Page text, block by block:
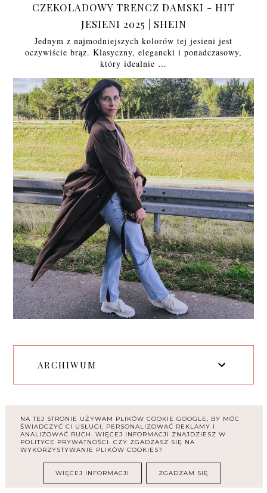
CZEKOLADOWY TRENCZ DAMSKI - HIT
JESIENI 2025 | SHEIN
Jednym z najmodniejszych kolorów tej jesieni jest
oczywiście brąz. Klasyczny, elegancki i ponadczasowy,
który idealnie …
ARCHIWUM
OBSERWATORZY
NA TEJ STRONIE UŻYWAM PLIKÓW COOKIE GOOGLE, BY MÓC
ŚWIADCZYĆ CI USŁUGI, PERSONALIZOWAĆ REKLAMY I
ANALIZOWAĆ RUCH. WIĘCEJ INFORMACJI ZNAJDZIESZ W
POLITYCE PRYWATNOŚCI. CZY ZGADZASZ SIĘ NA
WYKORZYSTYWANIE PLIKÓW COOKIES?
WIĘCEJ INFORMACJI ZGADZAM SIĘ